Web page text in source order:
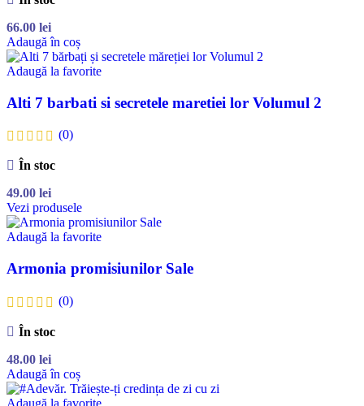
66.00 lei
Adaugă în coș
Adaugă la favorite
Alti 7 barbati si secretele maretiei lor Volumul 2
(0)
În stoc
49.00 lei
Vezi produsele
Adaugă la favorite
Armonia promisiunilor Sale
(0)
În stoc
48.00 lei
Adaugă în coș
Adaugă la favorite